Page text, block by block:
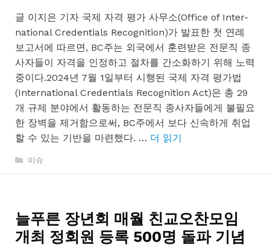
글 이지은 기자 국제 자격 평가 사무소(Office of Inter-
national Credentials Recognition)가 발표한 첫 연례
보고서에 따르면, BC주는 외국에서 훈련받은 전문직 종
사자들이 자격을 인정하고 절차를 간소화하기 위해 노력
중이다.2024년 7월 1일부터 시행된 국제 자격 평가법
(International Credentials Recognition Act)은 총 29
개 규제 분야에서 활동하는 전문직 종사자들에게 불필요
한 장벽을 제거함으로써, BC주에서 보다 신속하게 취업
할 수 있는 기반을 마련했다. … 더 읽기
카
이슈
늘푸른 장년회 매월 친교오찬모임
개최 정회원 등록 500명 돌파 기념